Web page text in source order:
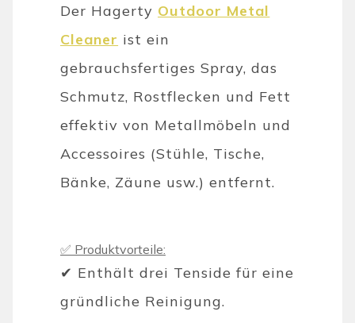
Der Hagerty Outdoor Metal
Cleaner ist ein
gebrauchsfertiges Spray, das
Schmutz, Rostflecken und Fett
effektiv von Metallmöbeln und
Accessoires (Stühle, Tische,
Bänke, Zäune usw.) entfernt.
✅ Produktvorteile:
✔ Enthält drei Tenside für eine
gründliche Reinigung.